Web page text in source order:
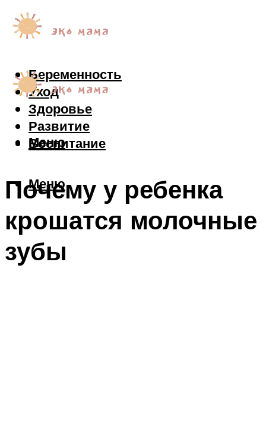
Беременность
Уход
Здоровье
Развитие
Воспитание
Меню
Меню
Почему у ребенка
крошатся молочные
зубы